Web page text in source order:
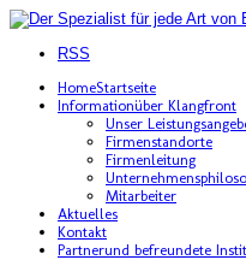
RSS
HomeStartseite
Informationüber Klangfront
Unser
Firmenstandorte
Firmenleitung
Mitarbeiter
Aktuelles
Kontakt
Partnerund befreundete